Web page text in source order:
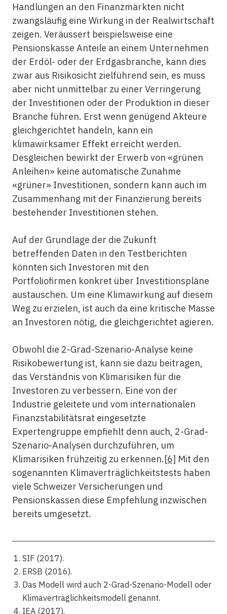
Handlungen an den Finanzmärkten nicht
zwangsläufig eine Wirkung in der Realwirtschaft
zeigen. Veräussert beispielsweise eine
Pensionskasse Anteile an einem Unternehmen
der Erdöl- oder der Erdgasbranche, kann dies
zwar aus Risikosicht zielführend sein, es muss
aber nicht unmittelbar zu einer Verringerung
der Investitionen oder der Produktion in dieser
Branche führen. Erst wenn genügend Akteure
gleichgerichtet handeln, kann ein
klimawirksamer Effekt erreicht werden.
Desgleichen bewirkt der Erwerb von «grünen
Anleihen» keine automatische Zunahme
«grüner» Investitionen, sondern kann auch im
Zusammenhang mit der Finanzierung bereits
bestehender Investitionen stehen.
Auf der Grundlage der die Zukunft
betreffenden Daten in den Testberichten
könnten sich Investoren mit den
Portfoliofirmen konkret über Investitionspläne
austauschen. Um eine Klimawirkung auf diesem
Weg zu erzielen, ist auch da eine kritische Masse
an Investoren nötig, die gleichgerichtet agieren.
Obwohl die 2-Grad-Szenario-Analyse keine
Risikobewertung ist, kann sie dazu beitragen,
das Verständnis von Klimarisiken für die
Investoren zu verbessern. Eine von der
Industrie geleitete und vom internationalen
Finanzstabilitätsrat eingesetzte
Expertengruppe empfiehlt denn auch, 2-Grad-
Szenario-Analysen durchzuführen, um
Klimarisiken frühzeitig zu erkennen.[6] Mit den
sogenannten Klimaverträglichkeitstests haben
viele Schweizer Versicherungen und
Pensionskassen diese Empfehlung inzwischen
bereits umgesetzt.
SIF (2017).
ERSB (2016).
Das Modell wird auch 2-Grad-Szenario-Modell oder
Klimaverträglichkeitsmodell genannt.
IEA (2017).